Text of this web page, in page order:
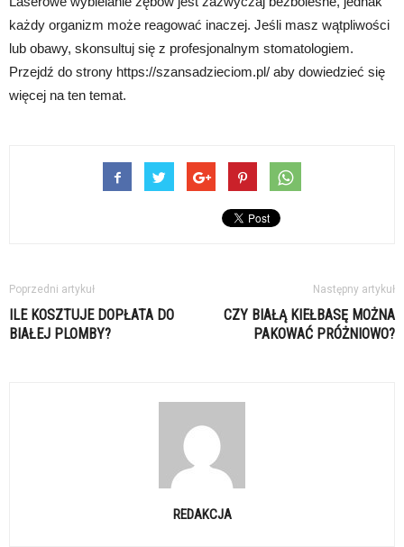
każdy organizm może reagować inaczej. Jeśli masz wątpliwości
lub obawy, skonsultuj się z profesjonalnym stomatologiem.
Przejdź do strony https://szansadzieciom.pl/ aby dowiedzieć się
więcej na ten temat.
Poprzedni artykuł
ILE KOSZTUJE DOPŁATA DO
BIAŁEJ PLOMBY?
Następny artykuł
CZY BIAŁĄ KIEŁBASĘ MOŻNA
PAKOWAĆ PRÓŻNIOWO?
REDAKCJA